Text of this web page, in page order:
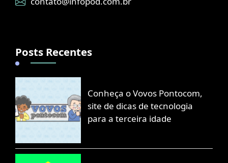
Posts Recentes
Conheça o Vovos Pontocom,
site de dicas de tecnologia
para a terceira idade